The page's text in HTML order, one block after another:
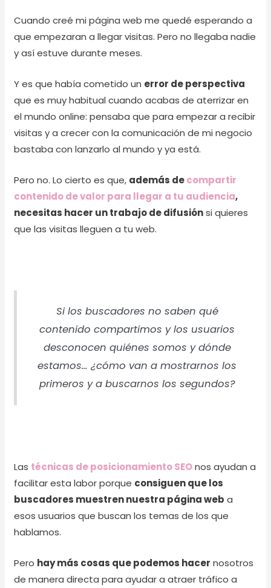
Cuando creé mi página web me quedé esperando a
que empezaran a llegar visitas. Pero no llegaba nadie
y así estuve durante meses.
Y es que había cometido un error de perspectiva
que es muy habitual cuando acabas de aterrizar en
el mundo online: pensaba que para empezar a recibir
visitas y a crecer con la comunicación de mi negocio
bastaba con lanzarlo al mundo y ya está.
Pero no. Lo cierto es que, además decompartir
contenido de valor para llegar a tu audiencia,
necesitas hacer un trabajo de difusiónsi quieres
que las visitas lleguen a tu web.
Si los buscadores no saben qué
contenido compartimos y los usuarios
desconocen quiénes somos y dónde
estamos… ¿cómo van a mostrarnos los
primeros y a buscarnos los segundos?
Las técnicas de posicionamiento SEOnos ayudan a
facilitar esta labor porque consiguen que los
buscadores muestren nuestra página web a
esos usuarios que buscan los temas de los que
hablamos.
Pero hay más cosas que podemos hacer nosotros
de manera directa para ayudar a atraer tráfico a